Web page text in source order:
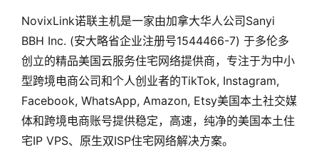
NovixLink诺联主机是一家由加拿大华人公司Sanyi
BBH Inc. (安大略省企业注册号1544466-7) 于多伦多
创立的精品美国云服务住宅网络提供商，专注于为中小
型跨境电商公司和个人创业者的TikTok, Instagram,
Facebook, WhatsApp, Amazon, Etsy美国本土社交媒
体和跨境电商账号提供稳定，高速，纯净的美国本土住
宅IP VPS、原生双ISP住宅网络解决方案。